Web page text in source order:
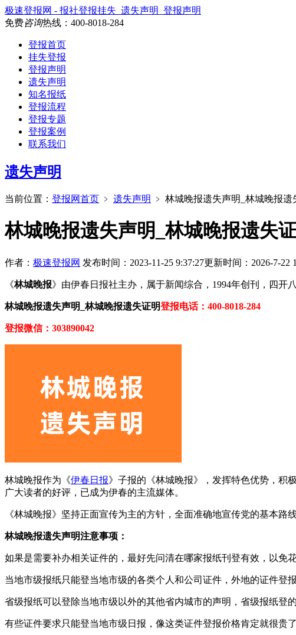
极速登报网 - 报社登报挂失_遗失声明_登报声明
免费咨询热线： 400-8018-284
登报首页
挂失登报
登报声明
遗失声明
知名报纸
登报流程
登报专题
登报案例
联系我们
遗失声明
当前位置： 登报网首页 ﹥ 遗失声明 ﹥ 林城晚报遗失声明_林城晚报遗
林城晚报遗失声明_林城晚报遗失
作者： 极速登报网 发布时间：2023-11-25 9:37:27更新时间：2026-7-22
《林城晚报》由伊春日报社主办，属于新闻综合，1994年创刊，四开
林城晚报遗失声明_林城晚报遗失证明登报电话：400-8018-284
登报微信：303890042
林城晚报作为《伊春日报》子报的《林城晚报》，发挥特色优势，积
广大读者的好评，已成为伊春的主流媒体。
《林城晚报》坚持正面宣传为主的方针，全面准确地宣传党的基本
林城晚报遗失声明注意事项：
如果是需要补办相关证件的，最好先问清在哪家报纸刊登有效，以免
当地市级报纸只能登当地市级的各类个人和公司证件，外地的证件登
省级报纸可以登除当地市级以外的其他省内城市的声明，省级报纸登
有些证件要求只能登当地市级日报，像这类证件登报价格肯定就很贵了